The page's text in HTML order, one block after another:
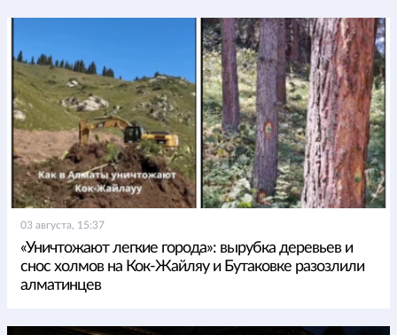
03 августа, 15:37
«Уничтожают легкие города»: вырубка деревьев и
снос холмов на Кок-Жайляу и Бутаковке разозлили
алматинцев